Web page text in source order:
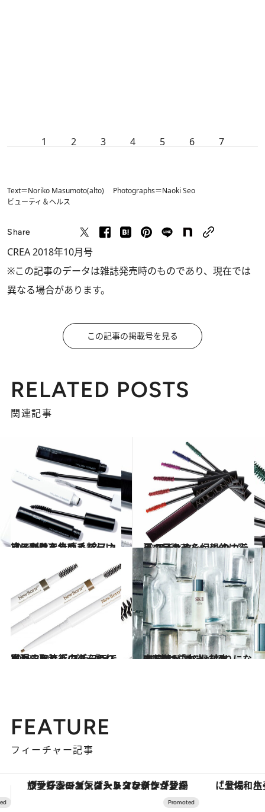
1 2 3 4 5 6 7
Text＝Noriko Masumoto(alto) Photographs＝Naoki Seo
ビューティ＆ヘルス
Share
CREA 2018年10月号
※この記事のデータは雑誌発売時のものであり、現在では
異なる場合があります。
この記事の掲載号を見る
RELATED POSTS
関連記事
2018.6.27
塗るだけでまつ毛パーマ、つけまつ毛？ マスカラに別れを告げる新しいマスカラ
ビューティ＆ヘルス 2018.6.23
夏の目もとを幻想的に彩る アディクションのカラーマスカラ
ビューティ＆ヘルス
2018.3.30
ペンシルとパウダーのいいとこ取り！ プチプラで実現する流行のふんわり眉
ビューティ＆ヘルス 2017.3.7
齋藤薫が選ぶ化粧水BEST12「本当に頼りになる1本はこれ！」
ビューティ＆ヘルス
FEATURE
フィーチャー記事
「土佐和ハーブかき氷」がOMO7高知に登場！生姜、山椒、大葉など目にも舌にも涼を呼ぶ郷土の味